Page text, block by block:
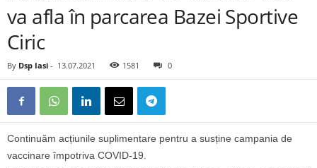
va afla în parcarea Bazei Sportive
Ciric
By Dsp Iasi - 13.07.2021 1581 0
Continuăm acțiunile suplimentare pentru a susține campania de
vaccinare împotriva COVID-19.